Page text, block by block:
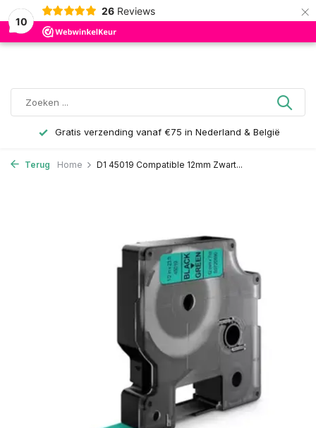
10
26 Reviews ×
0
Gratis verzending vanaf €75 in Nederland & België
Terug Home D1 45019 Compatible 12mm Zwart...